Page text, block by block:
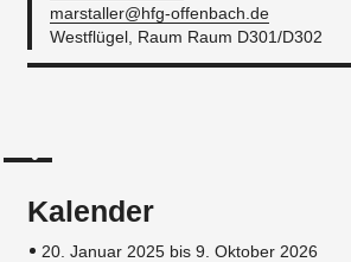
marstaller@hfg-offenbach.de
Westflügel, Raum Raum D301/D302
Kalender
20. Januar 2025 bis 9. Oktober 2026